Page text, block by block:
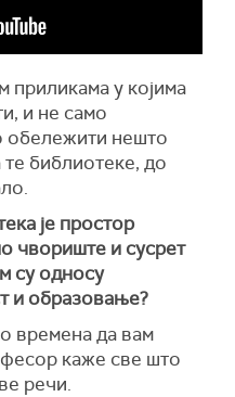
приликама у којима
и не само
обележити нешто
те библиотеке, до
је простор
чвориште и сусрет
су односу
и образовање?
времена да вам
каже све што
речи.